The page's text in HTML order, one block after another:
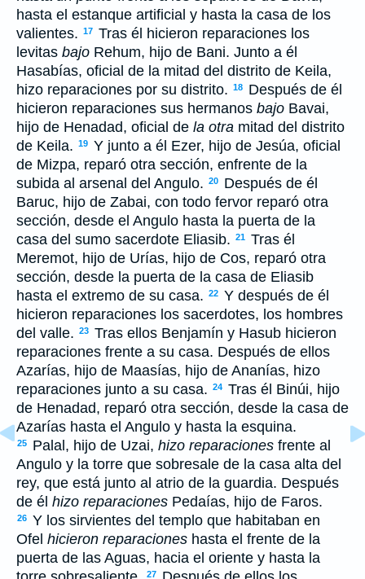
hasta el estanque artificial y hasta la casa de los
valientes. 17 Tras él hicieron reparaciones los
levitas bajo Rehum, hijo de Bani. Junto a él
Hasabías, oficial de la mitad del distrito de Keila,
hizo reparaciones por su distrito. 18
Después de él
hicieron reparaciones sus hermanos bajo Bavai,
hijo de Henadad, oficial de la otra mitad del distrito
de Keila. 19 Y junto a él Ezer, hijo de Jesúa, oficial
de Mizpa, reparó otra sección, enfrente de la
subida al arsenal del Angulo. 20
Después de él
Baruc, hijo de Zabai, con todo fervor reparó otra
sección, desde el Angulo hasta la puerta de la
casa del sumo sacerdote Eliasib. 21 Tras él
Meremot, hijo de Urías, hijo de Cos, reparó otra
sección, desde la puerta de la casa de Eliasib
hasta el extremo de su casa. 22 Y después de él
hicieron reparaciones los sacerdotes, los hombres
del valle. 23 Tras ellos Benjamín y Hasub hicieron
reparaciones frente a su casa. Después de ellos
Azarías, hijo de Maasías, hijo de Ananías, hizo
reparaciones junto a su casa. 24 Tras él Binúi, hijo
de Henadad, reparó otra sección, desde la casa de
Azarías hasta el Angulo y hasta la esquina.
25 Palal, hijo de Uzai, hizo reparaciones frente al
Angulo y la torre que sobresale de la casa alta del
rey, que está junto al atrio de la guardia. Después
de él hizo reparaciones Pedaías, hijo de Faros.
26 Y los sirvientes del templo que habitaban en
Ofel hicieron reparaciones hasta el frente de la
puerta de las Aguas, hacia el oriente y hasta la
27